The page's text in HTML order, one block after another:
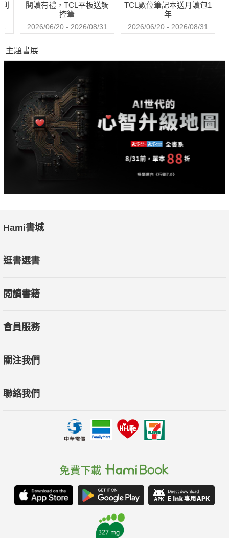
閱讀有禮，TCL平板送觸
控筆
2026/06/20 - 2026/08/31
TCL數位筆記本送月讀包1
年
2026/06/20 - 2026/08/31
主題書展
Hami書城
逛書選書
閱讀書籍
會員服務
關注我們
聯絡我們